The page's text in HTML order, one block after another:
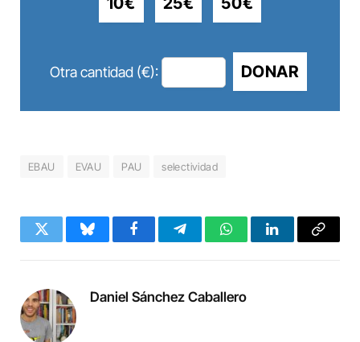
Otra cantidad (€): DONAR
EBAU EVAU PAU selectividad
Twitter BlueskyFacebookTelegramWhatsAppLinkedInCopy
Daniel Sánchez Caballero